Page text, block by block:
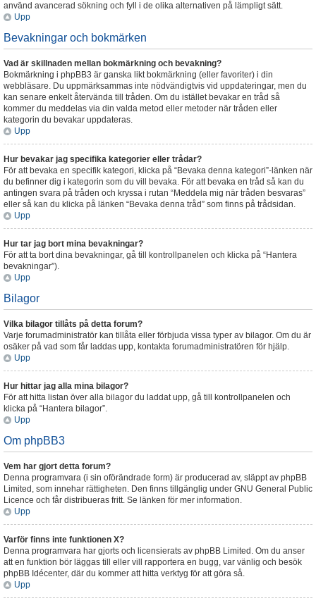
använd avancerad sökning och fyll i de olika alternativen på lämpligt sätt.
Upp
Bevakningar och bokmärken
Vad är skillnaden mellan bokmärkning och bevakning?
Bokmärkning i phpBB3 är ganska likt bokmärkning (eller favoriter) i din
webbläsare. Du uppmärksammas inte nödvändigtvis vid uppdateringar, men du
kan senare enkelt återvända till tråden. Om du istället bevakar en tråd så
kommer du meddelas via din valda metod eller metoder när tråden eller
kategorin du bevakar uppdateras.
Upp
Hur bevakar jag specifika kategorier eller trådar?
För att bevaka en specifik kategori, klicka på “Bevaka denna kategori”-länken när
du befinner dig i kategorin som du vill bevaka. För att bevaka en tråd så kan du
antingen svara på tråden och kryssa i rutan “Meddela mig när tråden besvaras”
eller så kan du klicka på länken “Bevaka denna tråd” som finns på trådsidan.
Upp
Hur tar jag bort mina bevakningar?
För att ta bort dina bevakningar, gå till kontrollpanelen och klicka på “Hantera
bevakningar”).
Upp
Bilagor
Vilka bilagor tillåts på detta forum?
Varje forumadministratör kan tillåta eller förbjuda vissa typer av bilagor. Om du är
osäker på vad som får laddas upp, kontakta forumadministratören för hjälp.
Upp
Hur hittar jag alla mina bilagor?
För att hitta listan över alla bilagor du laddat upp, gå till kontrollpanelen och
klicka på “Hantera bilagor”.
Upp
Om phpBB3
Vem har gjort detta forum?
Denna programvara (i sin oförändrade form) är producerad av, släppt av phpBB
Limited, som innehar rättigheten. Den finns tillgänglig under GNU General Public
Licence och får distribueras fritt. Se länken för mer information.
Upp
Varför finns inte funktionen X?
Denna programvara har gjorts och licensierats av phpBB Limited. Om du anser
att en funktion bör läggas till eller vill rapportera en bugg, var vänlig och besök
phpBB Idécenter, där du kommer att hitta verktyg för att göra så.
Upp